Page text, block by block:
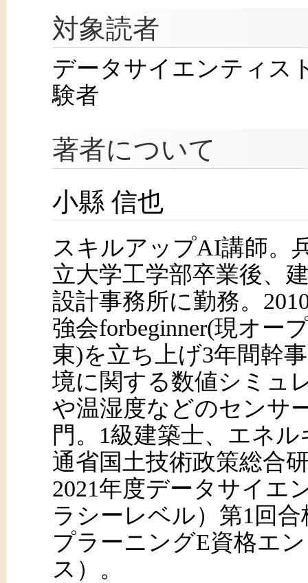
対象読者
データサイエンティス
験者
著者について
小縣 信也
スキルアップAI講師。
立大学工学部卒業後、
設計事務所に勤務。
強会forbeginner(現オー
東)を立ち上げ3年間幹
境に関する数値シミュ
や温湿度などのセンサ
門。1級建築士、エネ
通省国土技術政策総合
2021年度データサイエ
ラシーレベル）第1回
プラーニングE資格エ
ス）。